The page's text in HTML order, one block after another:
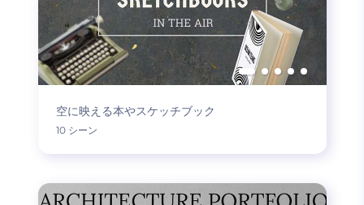
空に映える本やスケッチブック
10 シーン